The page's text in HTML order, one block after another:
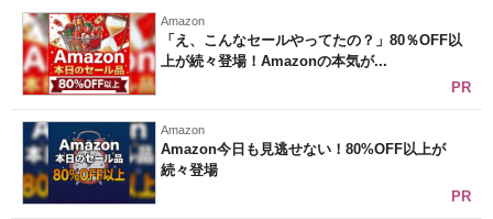
Amazon
「え、こんなセールやってたの？」80％OFF以
上が続々登場！Amazonの本気が...
PR
Amazon
Amazon今日も見逃せない！80%OFF以上が
続々登場
PR